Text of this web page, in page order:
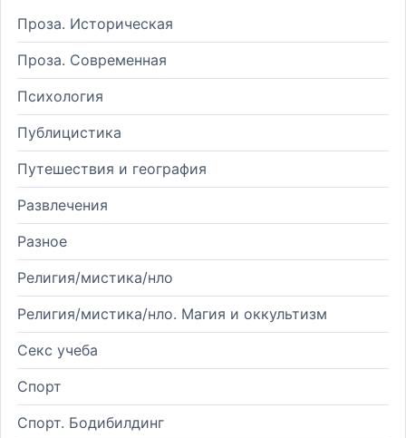
Проза. Историческая
Проза. Современная
Психология
Публицистика
Путешествия и география
Развлечения
Разное
Религия/мистика/нло
Религия/мистика/нло. Магия и оккультизм
Секс учеба
Спорт
Спорт. Бодибилдинг